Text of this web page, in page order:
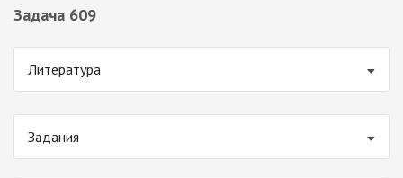
Задача 609
Литература
Задания